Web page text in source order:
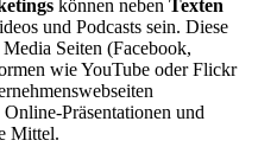
können neben Texten
und Podcasts sein. Diese
Seiten (Facebook,
wie YouTube oder Flickr
Präsentationen und
Mittel.